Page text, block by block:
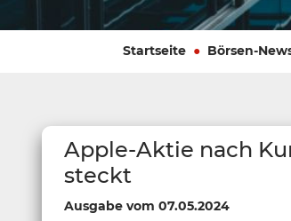
Startseite Börsen-
Apple-Aktie nach
steckt
Ausgabe vom 07.05.2024